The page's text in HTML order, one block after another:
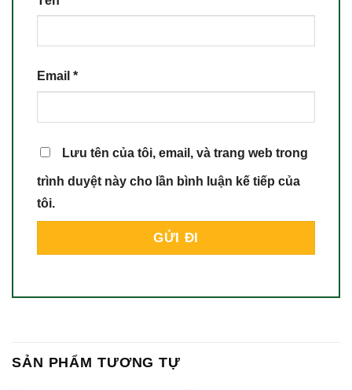
Email *
Lưu tên của tôi, email, và trang web trong
trình duyệt này cho lần bình luận kế tiếp của
tôi.
SẢN PHẨM TƯƠNG TỰ